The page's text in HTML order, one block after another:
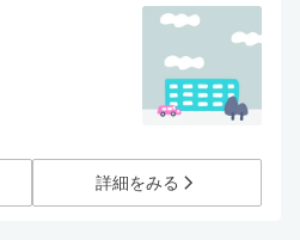
詳細をみる